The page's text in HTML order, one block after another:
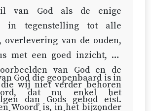
van God als de enige
in tegenstelling tot alle
overlevering van de ouden,
met een goed inzicht, ja,
van God en de
wij niet verder behoren
dan Gods gebod eist.
God die geopenbaard is in
dat nu enkel het
Woord’ is, in het bijzonder